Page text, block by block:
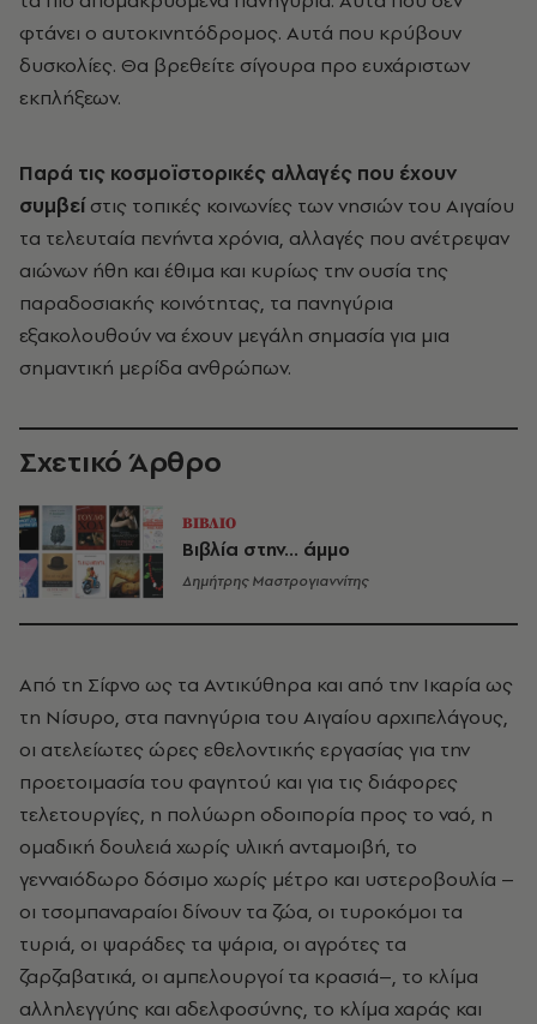
φτάνει ο αυτοκινητόδρομος. Αυτά που κρύβουν
δυσκολίες. Θα βρεθείτε σίγουρα προ ευχάριστων
εκπλήξεων.
Παρά τις κοσμοϊστορικές αλλαγές που έχουν
συμβείστις τοπικές κοινωνίες των νησιών του Αιγαίου
τα τελευταία πενήντα χρόνια, αλλαγές που ανέτρεψαν
αιώνων ήθη και έθιμα και κυρίως την ουσία της
παραδοσιακής κοινότητας, τα πανηγύρια
εξακολουθούν να έχουν μεγάλη σημασία για μια
σημαντική μερίδα ανθρώπων.
Σχετικό Άρθρο
ΒΙΒΛΙΟ
Βιβλία στην... άμμο
Δημήτρης Μαστρογιαννίτης
Από τη Σίφνο ως τα Αντικύθηρα και από την Ικαρία ως
τη Νίσυρο, στα πανηγύρια του Αιγαίου αρχιπελάγους,
οι ατελείωτες ώρες εθελοντικής εργασίας για την
προετοιμασία του φαγητού και για τις διάφορες
τελετουργίες, η πολύωρη οδοιπορία προς το ναό, η
ομαδική δουλειά χωρίς υλική ανταμοιβή, το
γενναιόδωρο δόσιμο χωρίς μέτρο και υστεροβουλία –
oι τσομπαναραίοι δίνουν τα ζώα, οι τυροκόμοι τα
τυριά, oι ψαράδες τα ψάρια, οι αγρότες τα
ζαρζαβατικά, οι αμπελουργοί τα κρασιά–, το κλίμα
αλληλεγγύης και αδελφοσύνης, το κλίμα χαράς και